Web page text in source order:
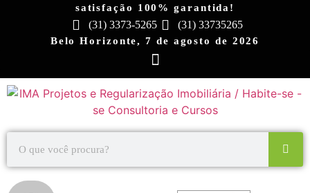
satisfação 100% garantida!
(31) 3373-5265 (31) 33735265
Belo Horizonte, 7 de agosto de 2026